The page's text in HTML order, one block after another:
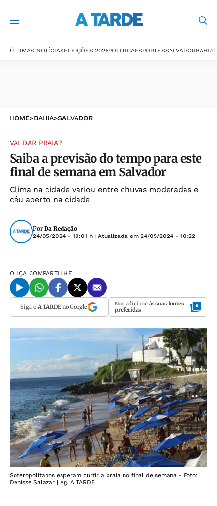
ÚLTIMAS NOTÍCIASELEIÇÕES 2026POLÍTICAESPORTESSALVADORBAHIA
HOME>BAHIA>SALVADOR
VAI DAR PRAIA?
Saiba a previsão do tempo para este
final de semana em Salvador
Clima na cidade variou entre chuvas moderadas e
céu aberto na cidade
Por Da Redação
24/05/2024 - 10:01 h | Atualizada em 24/05/2024 - 10:22
OUÇA COMPARTILHE
Siga o A TARDEno Google Nos adicione às suas fontes
preferidas
Soteropolitanos esperam curtir a praia no final de semana - Foto:
Denisse Salazar | Ag. A TARDE